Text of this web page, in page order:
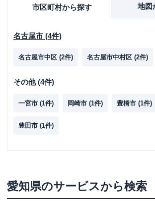
市区町村から探す 地図
名古屋市 (4件)
名古屋市中区 (2件) 名古屋市中村区 (2件)
その他(4件)
一宮市 (1件) 岡崎市 (1件) 豊橋市 (1件)
豊田市 (1件)
愛知県のサービスから検索